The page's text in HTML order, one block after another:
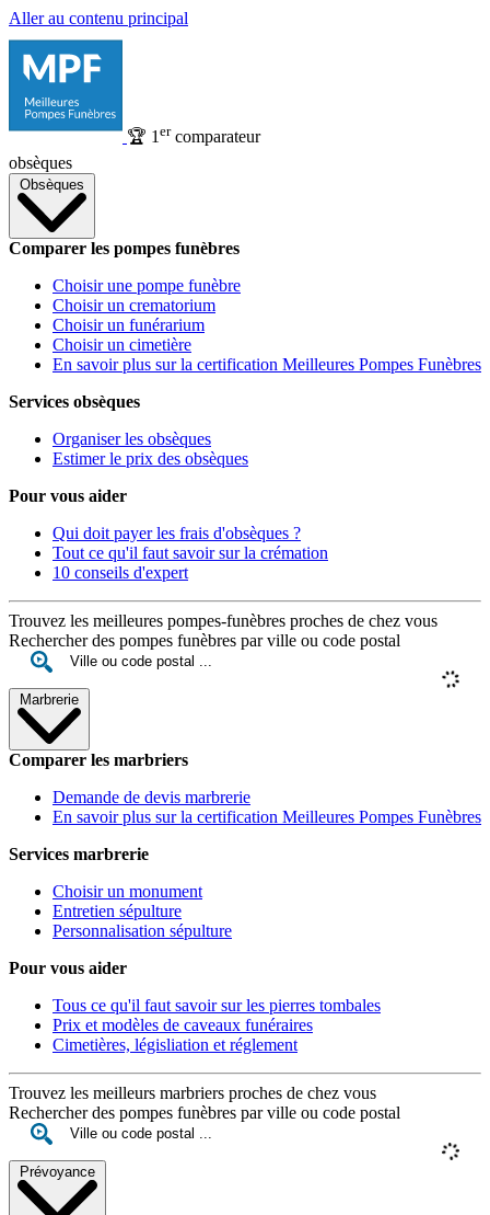
Aller au contenu principal
🏆 1 ercomparateur
obsèques
Obsèques
Comparer les pompes funèbres
Choisir une pompe funèbre
Choisir un crematorium
Choisir un funérarium
Choisir un cimetière
En savoir plus sur la certification Meilleures Pompes Funèbres
Services obsèques
Organiser les obsèques
Estimer le prix des obsèques
Pour vous aider
Qui doit payer les frais d'obsèques ?
Tout ce qu'il faut savoir sur la crémation
10 conseils d'expert
Trouvez les meilleures pompes-funèbres proches de chez vous
Rechercher des pompes funèbres par ville ou code postal
Marbrerie
Comparer les marbriers
Demande de devis marbrerie
En savoir plus sur la certification Meilleures Pompes Funèbres
Services marbrerie
Choisir un monument
Entretien sépulture
Personnalisation sépulture
Pour vous aider
Tous ce qu'il faut savoir sur les pierres tombales
Prix et modèles de caveaux funéraires
Cimetières, législiation et réglement
Trouvez les meilleurs marbriers proches de chez vous
Rechercher des pompes funèbres par ville ou code postal
Prévoyance